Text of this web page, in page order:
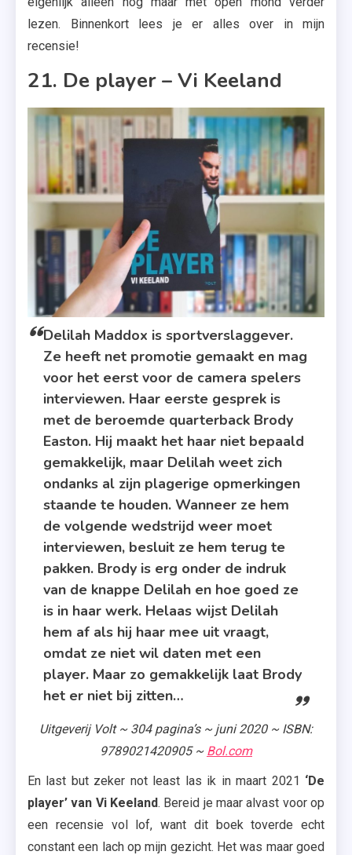
lezen. Binnenkort lees je er alles over in mijn
recensie!
21. De player – Vi Keeland
Delilah Maddox is sportverslaggever.
Ze heeft net promotie gemaakt en mag
voor het eerst voor de camera spelers
interviewen. Haar eerste gesprek is
met de beroemde quarterback Brody
Easton. Hij maakt het haar niet bepaald
gemakkelijk, maar Delilah weet zich
ondanks al zijn plagerige opmerkingen
staande te houden. Wanneer ze hem
de volgende wedstrijd weer moet
interviewen, besluit ze hem terug te
pakken. Brody is erg onder de indruk
van de knappe Delilah en hoe goed ze
is in haar werk. Helaas wijst Delilah
hem af als hij haar mee uit vraagt,
omdat ze niet wil daten met een
player. Maar zo gemakkelijk laat Brody
het er niet bij zitten…
Uitgeverij Volt ~ 304 pagina’s ~ juni 2020 ~ ISBN:
9789021420905 ~ Bol.com
En last but zeker not least las ik in maart 2021 ‘De
player’ van Vi Keeland. Bereid je maar alvast voor op
een recensie vol lof, want dit boek toverde echt
constant een lach op mijn gezicht. Het was maar goed